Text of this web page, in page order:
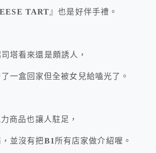
TART 』也是好伴手禮。
塔看來還是頗誘人，
一盒回家但全被女兒給嗑光了。
商品也讓人駐足，
並沒有把B1 所有店家做介紹喔。